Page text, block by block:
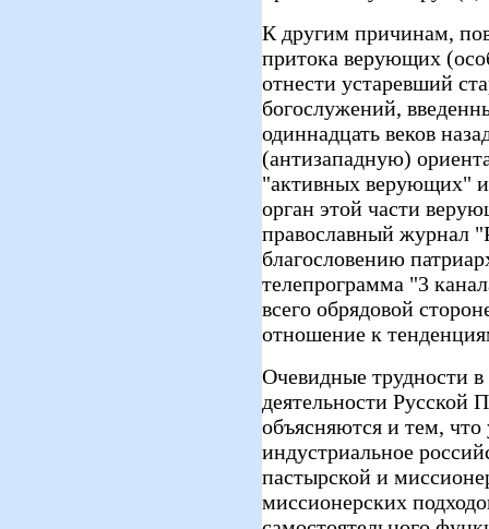
К другим причинам,
притока верующих
отнести устаревший
богослужений,
одиннадцать веков
(антизападную)
"активных верующих"
орган этой части
православный журнал
благословению
телепрограмма "3
всего обрядовой
отношение к
Очевидные трудности
деятельности Русской
объясняются и тем, что
индустриальное
пастырской и
миссионерских